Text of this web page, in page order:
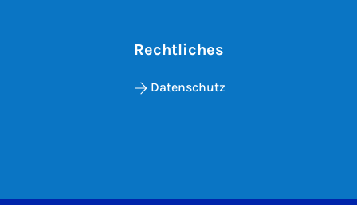
Rechtliches
Datenschutz